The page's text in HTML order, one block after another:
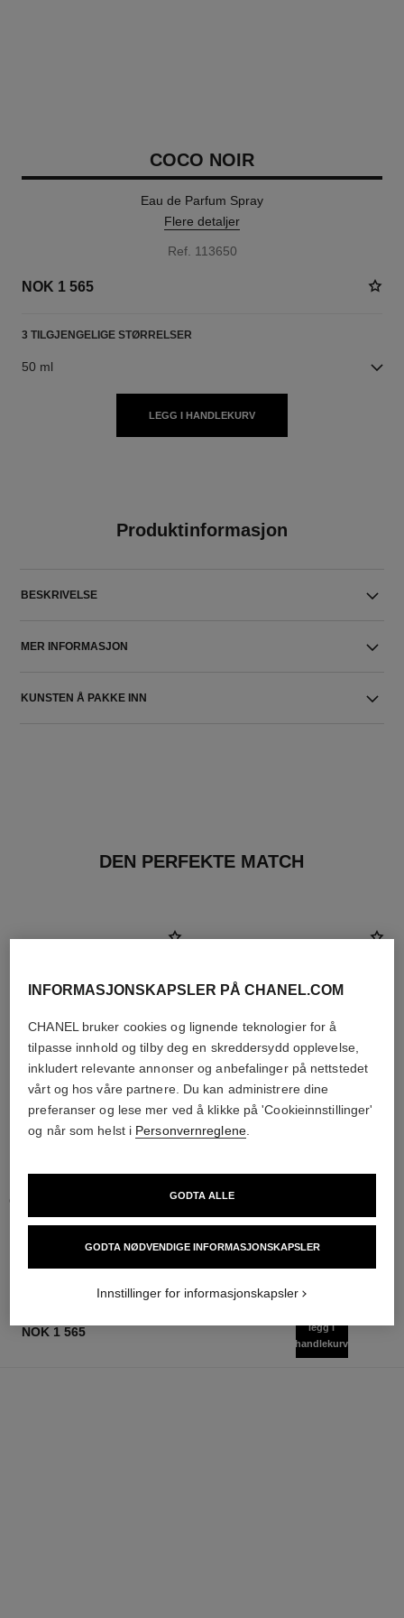
COCO NOIR
Eau de Parfum Spray
Flere detaljer
Ref. 113650
NOK 1 565
3 TILGJENGELIGE STØRRELSER
50 ml
LEGG I HANDLEKURV
Produktinformasjon
BESKRIVELSE
MER INFORMASJON
KUNSTEN Å PAKKE INN
DEN PERFEKTE MATCH
Oppstrammer – Løftende Effekt
Ref. 141780
nok 1 815
Legg i handlekurv
Ref. 113850
Legg i handlekurv
NOK 1 565
legg i
handlekurv
INFORMASJONSKAPSLER PÅ CHANEL.COM
CHANEL bruker cookies og lignende teknologier for å
tilpasse innhold og tilby deg en skreddersydd opplevelse,
inkludert relevante annonser og anbefalinger på nettstedet
vårt og hos våre partnere. Du kan administrere dine
preferanser og lese mer ved å klikke på 'Cookieinnstillinger'
og når som helst i Personvernreglene.
GODTA NØDVENDIGE INFORMASJONSKAPSLER
GODTA ALLE
Innstillinger for informasjonskapsler